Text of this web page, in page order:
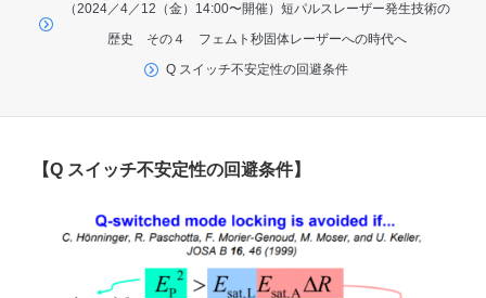
光基礎・光源
光応用・アプリケーショ
（2024／4／12（金）14:00〜開催）短パルスレーザー発生技術の
歴史 その４ フェムト秒固体レーザーへの時代へ
Q スイッチ不安定性の回避条件
【Q スイッチ不安定性の回避条件】